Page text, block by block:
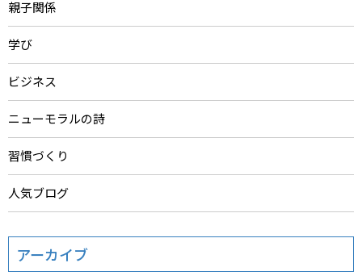
親子関係
学び
ビジネス
ニューモラルの詩
習慣づくり
人気ブログ
アーカイブ